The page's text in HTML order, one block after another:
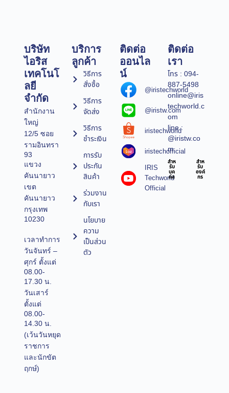
บริษัท
ไอริส
เทคโนโ
ลยี
จำกัด
สำนักงาน
ใหญ่
12/5 ซอย
รามอินทรา
93
แขวง
คันนายาว
เขต
คันนายาว
กรุงเทพ
10230
เวลาทำการ
วันจันทร์ –
ศุกร์ ตั้งแต่
08.00-
17.30 น.
วันเสาร์
ตั้งแต่
08.00-
14.30 น.
(เว้นวันหยุด
ราชการ
และนักขัต
ฤกษ์)
บริการ
ลูกค้า
วิธีการ
สั่งซื้อ
วิธีการ
จัดส่ง
วิธีการ
ชำระเงิน
การรับ
ประกัน
สินค้า
ร่วมงาน
กับเรา
นโยบาย
ความ
เป็นส่วน
ตัว
ติดต่อ
ออนไล
น์
@iristechworld
@iristw.com
iristechworld
iristechofficial
IRIS
Techworld
Official
ติดต่อ
เรา
โทร : 094-
887-5498
online@iris
techworld.c
om
line :
@iristw.co
m
สำห
รับ
บุค
คล
สำห
รับ
องค์
กร